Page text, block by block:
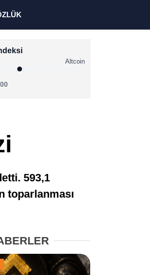
Solana Haberleri
XRP Haberleri
Stablecoin Haberleri
Altcoin
593,1
toparlanması